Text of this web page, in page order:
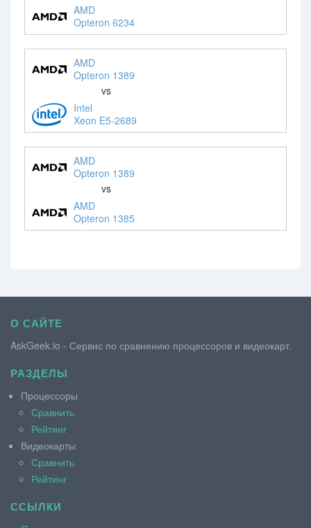
AMD
Opteron 6234
AMD
Opteron 1389
vs
Intel
Xeon E5-2689
AMD
Opteron 1389
vs
AMD
Opteron 1385
О САЙТЕ
AskGeek.io - Сервис по сравнению процессоров и видеокарт.
РАЗДЕЛЫ
Процессоры
Сравнить
Рейтинг
Видеокарты
Сравнить
Рейтинг
ССЫЛКИ